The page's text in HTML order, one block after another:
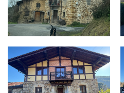
VILLACHICA - LA MINERA 23.jpg